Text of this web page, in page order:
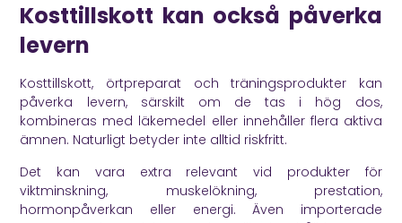
Kosttillskott kan också påverka
levern
Kosttillskott, örtpreparat och träningsprodukter kan
påverka levern, särskilt om de tas i hög dos,
kombineras med läkemedel eller innehåller flera aktiva
ämnen. Naturligt betyder inte alltid riskfritt.
Det kan vara extra relevant vid produkter för
viktminskning, muskelökning, prestation,
hormonpåverkan eller energi. Även importerade